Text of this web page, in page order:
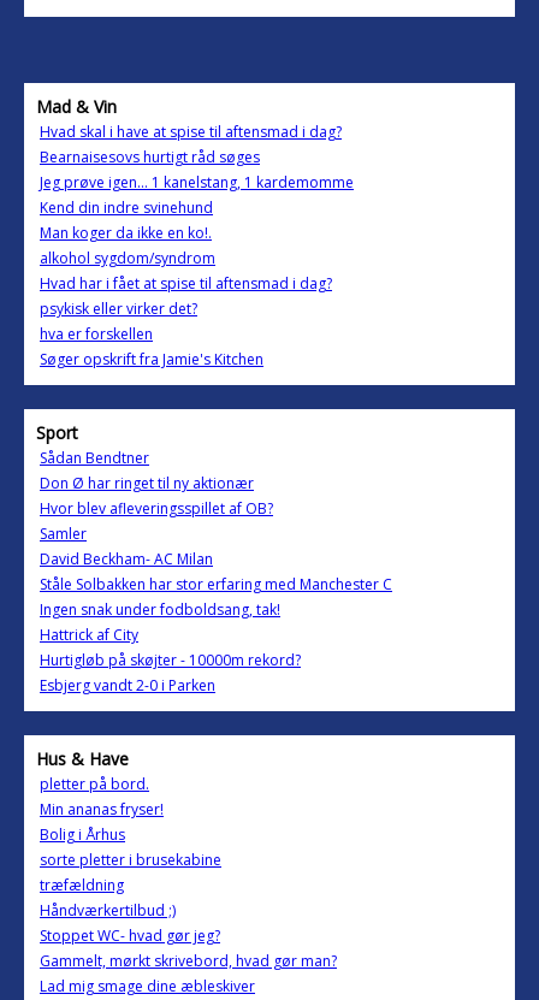
Mad & Vin
Hvad skal i have at spise til aftensmad i dag?
Bearnaisesovs hurtigt råd søges
Jeg prøve igen... 1 kanelstang, 1 kardemomme
Kend din indre svinehund
Man koger da ikke en ko!.
alkohol sygdom/syndrom
Hvad har i fået at spise til aftensmad i dag?
psykisk eller virker det?
hva er forskellen
Søger opskrift fra Jamie's Kitchen
Sport
Sådan Bendtner
Don Ø har ringet til ny aktionær
Hvor blev afleveringsspillet af OB?
Samler
David Beckham- AC Milan
Ståle Solbakken har stor erfaring med Manchester C
Ingen snak under fodboldsang, tak!
Hattrick af City
Hurtigløb på skøjter - 10000m rekord?
Esbjerg vandt 2-0 i Parken
Hus & Have
pletter på bord.
Min ananas fryser!
Bolig i Århus
sorte pletter i brusekabine
træfældning
Håndværkertilbud ;)
Stoppet WC- hvad gør jeg?
Gammelt, mørkt skrivebord, hvad gør man?
Lad mig smage dine æbleskiver